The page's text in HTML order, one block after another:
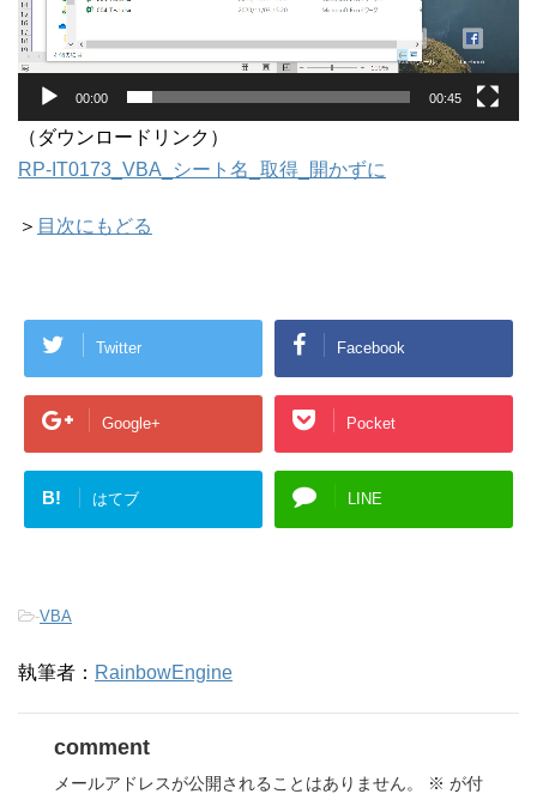
00:00 00:45
（ダウンロードリンク）
RP-IT0173_VBA_シート名_取得_開かずに
＞ 目次にもどる
Twitter Facebook
Google+ Pocket
B! はてブ LINE
-VBA
執筆者： RainbowEngine
comment
メールアドレスが公開されることはありません。 ※ が付